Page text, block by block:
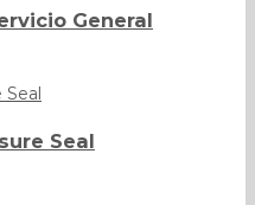
General
Seal